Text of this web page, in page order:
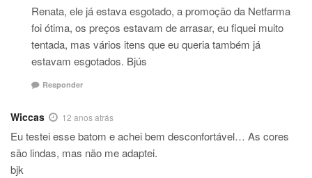
Renata, ele já estava esgotado, a promoção da Netfarma
foi ótima, os preços estavam de arrasar, eu fiquei muito
tentada, mas vários itens que eu queria também já
estavam esgotados. Bjús
Responder
Wiccas 12 anos atrás
Eu testei esse batom e achei bem desconfortável… As cores
são lindas, mas não me adaptei.
bjk